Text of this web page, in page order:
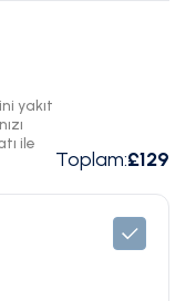
yakıt
ile
Toplam:£129